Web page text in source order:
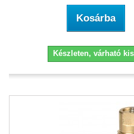
Kosárba
Készleten, várható